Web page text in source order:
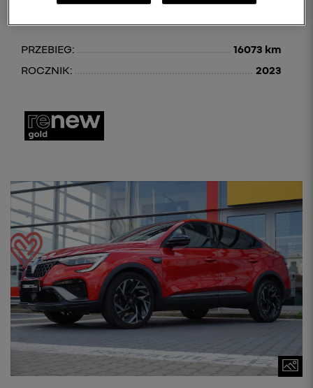
99 900 PLN brutto
PRZEBIEG:
16073 km
ROCZNIK:
2023